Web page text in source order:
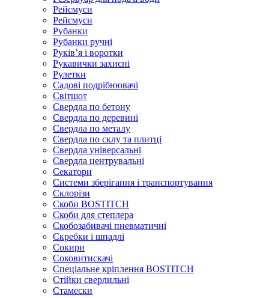
Рейсмуси
Рейсмуси
Рубанки
Рубанки ручні
Руківʼя і воротки
Рукавички захисні
Рулетки
Садові подрібнювачі
Світшот
Свердла по бетону
Свердла по деревині
Свердла по металу
Свердла по склу та плитці
Свердла універсальні
Свердла центрувальні
Секатори
Системи зберігання і транспортування
Склорізи
Скоби BOSTITCH
Скоби для степлера
Скобозабивачі пневматичні
Скребки і шпадлі
Сокири
Соковитискачі
Спеціальне кріплення BOSTITCH
Стійки сверлильні
Стамески